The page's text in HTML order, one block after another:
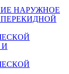
НАРУЖНОЕ
И